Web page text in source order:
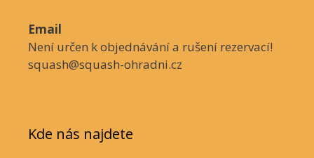
Email
Není určen k objednávání a rušení rezervací!
squash@squash-ohradni.cz
Kde nás najdete